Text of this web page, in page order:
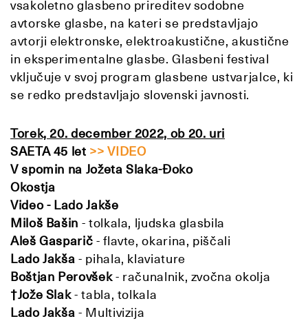
vsakoletno glasbeno prireditev sodobne
avtorske glasbe, na kateri se predstavljajo
avtorji elektronske, elektroakustične, akustične
in eksperimentalne glasbe. Glasbeni festival
vključuje v svoj program glasbene ustvarjalce, ki
se redko predstavljajo slovenski javnosti.
Torek, 20. december 2022, ob 20. uri
SAETA 45 let >> VIDEO
V spomin na Jožeta Slaka-Đoko
Okostja
Video - Lado Jakše
Miloš Bašin - tolkala, ljudska glasbila
AlešGasparič - flavte, okarina, piščali
Lado Jakša- pihala, klaviature
Boštjan Perovšek- računalnik, zvočna okolja
†Jože Slak- tabla, tolkala
Lado Jakša- Multivizija